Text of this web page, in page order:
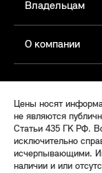
Владельцам
О компании
Цены носят
не являются
Статьи 435 ГК РФ.
исключительно
исчерпывающими.
наличии и или